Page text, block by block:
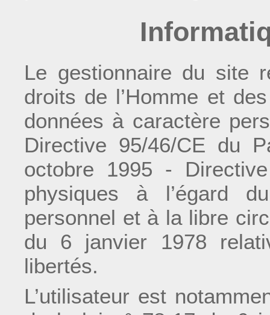
Le gestionnaire du site
droits de l’Homme et
données à caractère
Directive 95/46/CE du
octobre 1995 -
physiques à l’égard
personnel et à la libre
du 6 janvier 1978
libertés.
L’utilisateur est